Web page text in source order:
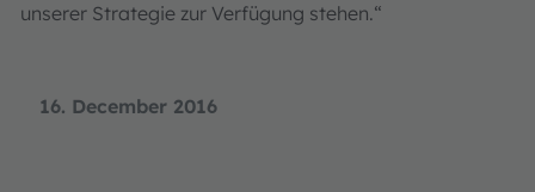
16. December 2016
unserer Strategie zur Verfügung stehen.“